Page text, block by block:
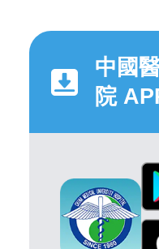
中國
院